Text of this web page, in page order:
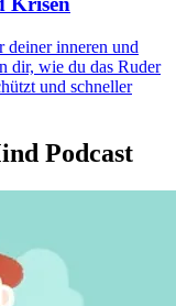
deiner inneren und
dir, wie du das Ruder
und schneller
Podcast